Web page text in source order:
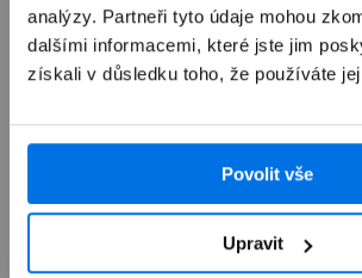
analýzy. Partneři tyto údaje mohou
dalšími informacemi, které jste jim
získali v důsledku toho, že používáte
Povolit vše
Upravit
Možnosti doručení
Přehled